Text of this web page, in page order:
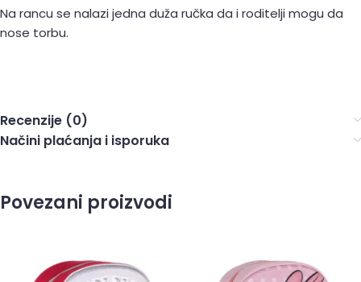
Na rancu se nalazi jedna duža ručka da i roditelji mogu da
nose torbu.
Recenzije (0)
Načini plaćanja i isporuka
Povezani proizvodi